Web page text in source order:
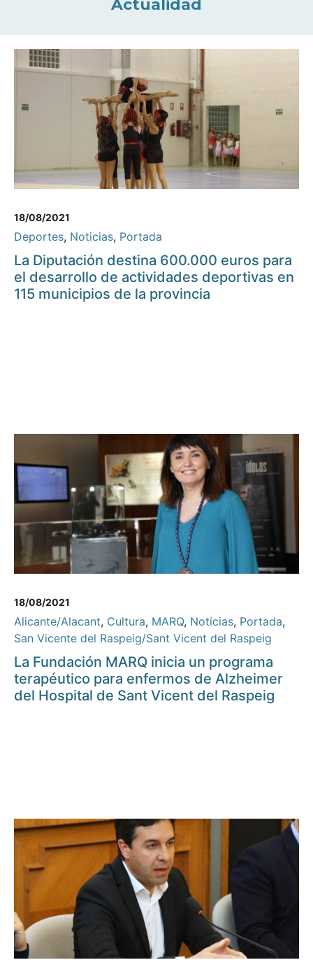
Actualidad
18/08/2021
Deportes, Noticias, Portada
La Diputación destina 600.000 euros para
el desarrollo de actividades deportivas en
115 municipios de la provincia
18/08/2021
Alicante/Alacant, Cultura, MARQ, Noticias, Portada,
San Vicente del Raspeig/Sant Vicent del Raspeig
La Fundación MARQ inicia un programa
terapéutico para enfermos de Alzheimer
del Hospital de Sant Vicent del Raspeig